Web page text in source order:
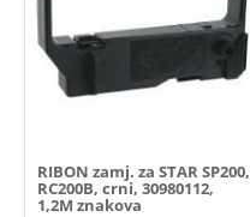
RIBON zamj. za STAR SP200,
RC200B, crni, 30980112,
1,2M znakova